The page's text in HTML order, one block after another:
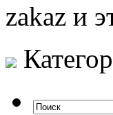
zakaz и